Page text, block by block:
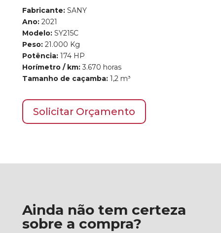
Fabricante:SANY
Ano:2021
Modelo:SY215C
Peso:21.000 Kg
Potência:174 HP
Horímetro / km:3.670 horas
Tamanho de caçamba: 1,2 m³
Solicitar Orçamento
Ainda não tem certeza
sobre a compra?